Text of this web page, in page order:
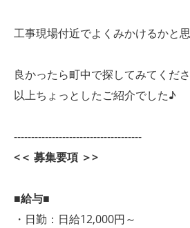
工事現場付近でよくみかけるかと思
良かったら町中で探してみてくだ
以上ちょっとしたご紹介でした♪
-------------------------------------
<＜ 募集要項 ＞>
■給与■
・日勤：日給12,000円～